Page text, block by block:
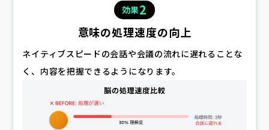
効果2
意味の処理速度の向上
ネイティブスピードの会話や会議の流れに遅れることな
く、内容を把握できるようになります。